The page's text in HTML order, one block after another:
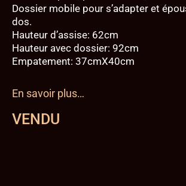
Dossier mobile pour s’adapter et
dos.
Hauteur d’assise: 62cm
Hauteur avec dossier: 92cm
Empatement: 37cmX40cm
En savoir plus…
VENDU